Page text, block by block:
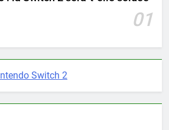
01
Switch 2